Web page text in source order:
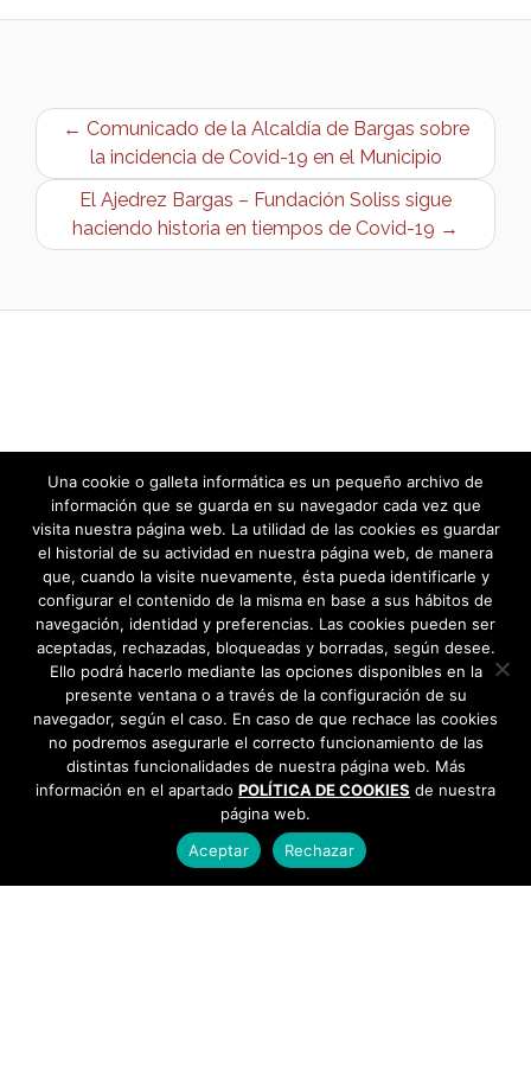
← Comunicado de la Alcaldía de Bargas sobre
la incidencia de Covid-19 en el Municipio
El Ajedrez Bargas – Fundación Soliss sigue
haciendo historia en tiempos de Covid-19 →
Una cookie o galleta informática es un pequeño archivo de
información que se guarda en su navegador cada vez que
visita nuestra página web. La utilidad de las cookies es guardar
el historial de su actividad en nuestra página web, de manera
que, cuando la visite nuevamente, ésta pueda identificarle y
configurar el contenido de la misma en base a sus hábitos de
navegación, identidad y preferencias. Las cookies pueden ser
aceptadas, rechazadas, bloqueadas y borradas, según desee.
Ello podrá hacerlo mediante las opciones disponibles en la
presente ventana o a través de la configuración de su
navegador, según el caso. En caso de que rechace las cookies
no podremos asegurarle el correcto funcionamiento de las
distintas funcionalidades de nuestra página web. Más
información en el apartado POLÍTICA DE COOKIES de nuestra
página web.
Aceptar
Rechazar